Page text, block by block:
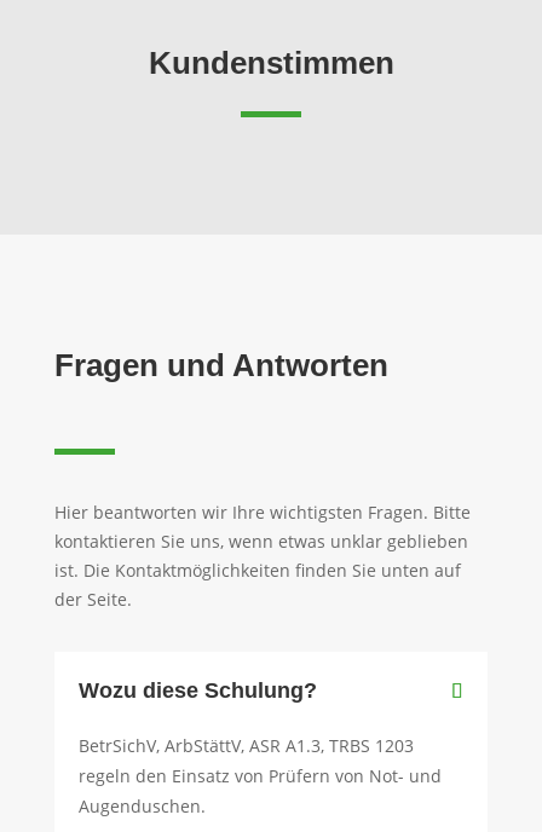
Kundenstimmen
Fragen und Antworten
Hier beantworten wir Ihre wichtigsten Fragen. Bitte
kontaktieren Sie uns, wenn etwas unklar geblieben
ist. Die Kontaktmöglichkeiten finden Sie unten auf
der Seite.
Wozu diese Schulung?
BetrSichV, ArbStättV, ASR A1.3, TRBS 1203
regeln den Einsatz von Prüfern von Not- und
Augenduschen.